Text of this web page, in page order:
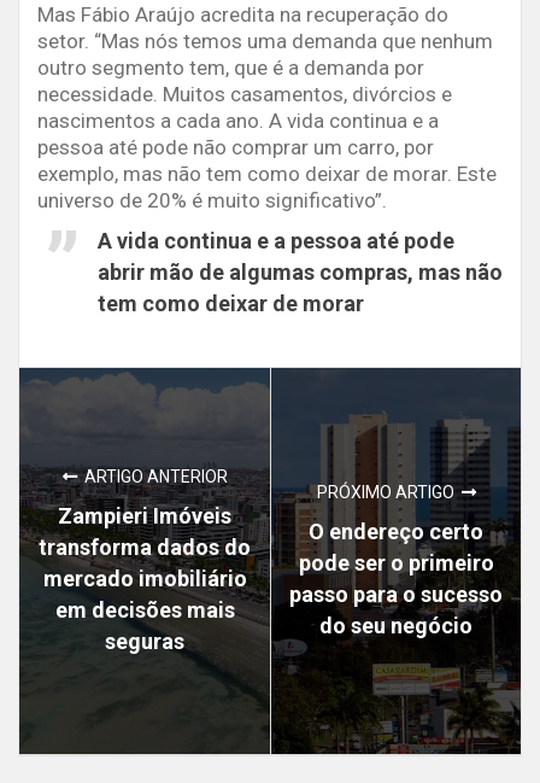
Mas Fábio Araújo acredita na recuperação do
setor. “Mas nós temos uma demanda que nenhum
outro segmento tem, que é a demanda por
necessidade. Muitos casamentos, divórcios e
nascimentos a cada ano. A vida continua e a
pessoa até pode não comprar um carro, por
exemplo, mas não tem como deixar de morar. Este
universo de 20% é muito significativo”.
A vida continua e a pessoa até pode
abrir mão de algumas compras, mas não
tem como deixar de morar
ARTIGO ANTERIOR
Zampieri Imóveis
transforma dados do
mercado imobiliário
em decisões mais
seguras
PRÓXIMO ARTIGO
O endereço certo
pode ser o primeiro
passo para o sucesso
do seu negócio